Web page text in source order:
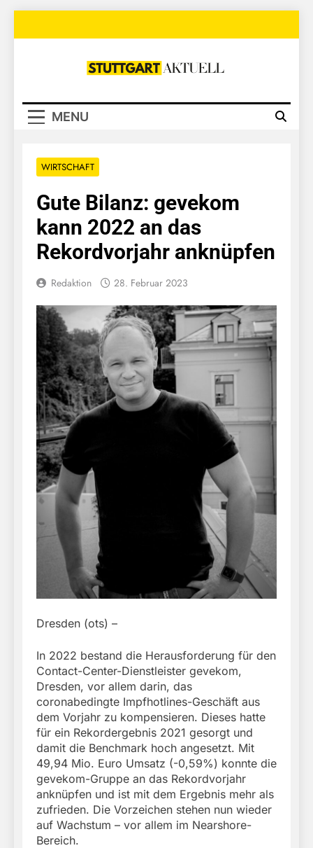
Stuttgart
MENU
WIRTSCHAFT
Gute Bilanz: gevekom
kann 2022 an das
Rekordvorjahr anknüpfen
Redaktion 28. Februar 2023
Dresden (ots) –
In 2022 bestand die Herausforderung für den
Contact-Center-Dienstleister gevekom,
Dresden, vor allem darin, das
coronabedingte Impfhotlines-Geschäft aus
dem Vorjahr zu kompensieren. Dieses hatte
für ein Rekordergebnis 2021 gesorgt und
damit die Benchmark hoch angesetzt. Mit
49,94 Mio. Euro Umsatz (-0,59%) konnte die
gevekom-Gruppe an das Rekordvorjahr
anknüpfen und ist mit dem Ergebnis mehr als
zufrieden. Die Vorzeichen stehen nun wieder
auf Wachstum – vor allem im Nearshore-
Bereich.